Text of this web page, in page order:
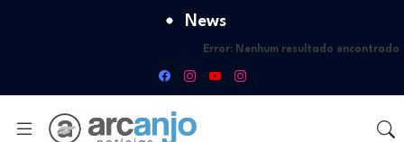
News
Error: Nenhum resultado encontrado